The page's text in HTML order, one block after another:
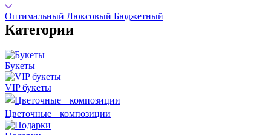
Оптимальный Люксовый Бюджетный
Категории
Букеты
VIP букеты
Цветочные композиции